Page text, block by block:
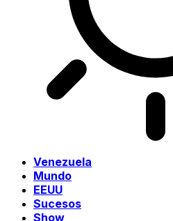
Venezuela
Mundo
EEUU
Sucesos
Show